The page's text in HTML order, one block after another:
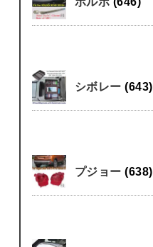
シボレー(643)
プジョー(638)